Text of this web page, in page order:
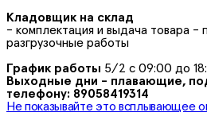
Кладовщик на склад
- комплектация и выдача товара -
разгрузочные работы
График работы 5/2 с 09:00 до
Выходные дни - плавающие,
телефону: 89058419314
Не показывайте это всплывающее